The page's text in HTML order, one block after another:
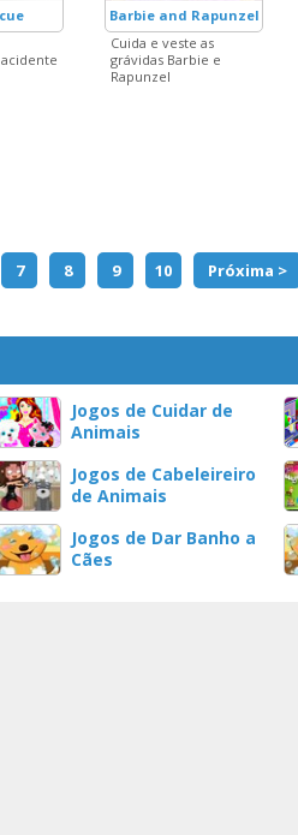
Barbie and Rapunzel
Cuida e veste as
grávidas Barbie e
Rapunzel
7 8 9 10 Próxima >
Jogos de Cuidar de
Animais
Jogos de Cabeleireiro
de Animais
Jogos de Dar Banho a
Cães